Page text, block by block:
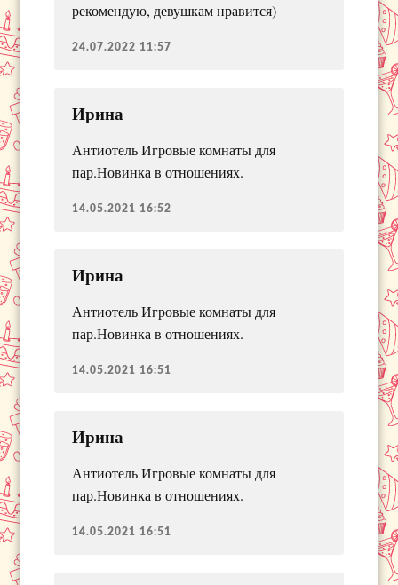
рекомендую, девушкам нравится)
24.07.2022 11:57
Ирина
Антиотель Игровые комнаты для
пар.Новинка в отношениях.
14.05.2021 16:52
Ирина
Антиотель Игровые комнаты для
пар.Новинка в отношениях.
14.05.2021 16:51
Ирина
Антиотель Игровые комнаты для
пар.Новинка в отношениях.
14.05.2021 16:51